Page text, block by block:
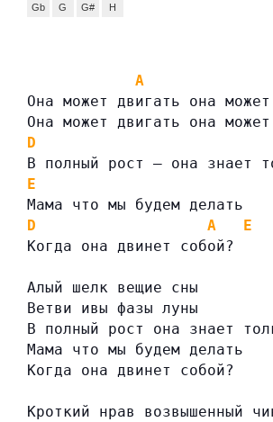
Gb G G# H
A
Она может двигать она может
Она может двигать она может
D
В полный рост — она знает
E
Мама что мы будем делать
D
A
E
Когда она двинет собой?
Алый шелк вещие сны
Ветви ивы фазы луны
В полный рост она знает
Мама что мы будем делать
Когда она двинет собой?
Кроткий нрав возвышенный